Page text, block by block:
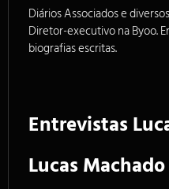
Diários Associados e
Diretor-executivo na Byoo.
biografias escritas.
Entrevistas
Lucas